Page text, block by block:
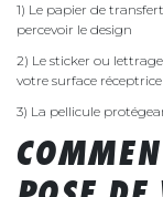
1) Le papier de
percevoir le design
2) Le sticker ou
votre surface
3) La pellicule